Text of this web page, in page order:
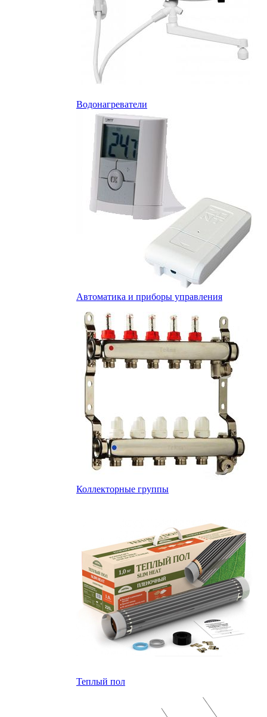
Водонагреватели
Автоматика и приборы управления
Коллекторные группы
Теплый пол